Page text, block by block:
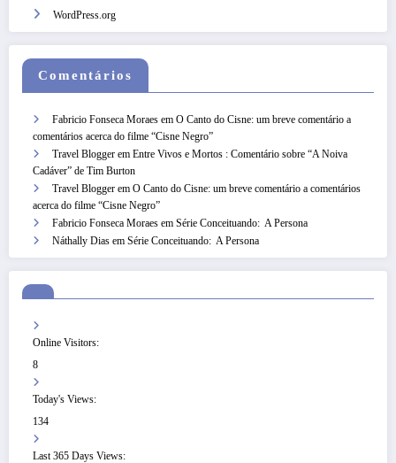
WordPress.org
Comentários
Fabricio Fonseca Moraes em O Canto do Cisne: um breve comentário a
comentários acerca do filme “Cisne Negro”
Travel Blogger em Entre Vivos e Mortos : Comentário sobre “A Noiva
Cadáver” de Tim Burton
Travel Blogger em O Canto do Cisne: um breve comentário a comentários
acerca do filme “Cisne Negro”
Fabricio Fonseca Moraes em Série Conceituando: A Persona
Náthally Dias em Série Conceituando: A Persona
Online Visitors:
8
Today's Views:
134
Last 365 Days Views: